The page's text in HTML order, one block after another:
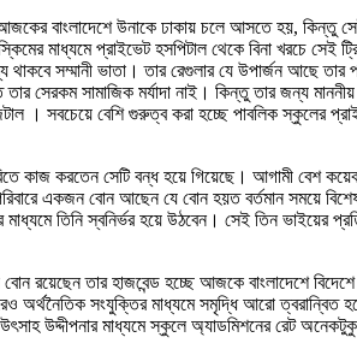
বাংলাদেশে উনাকে ঢাকায় চলে আসতে হয়, কিন্তু
মাধ্যমে প্রাইভেট হসপিটাল থেকে বিনা খরচে সেই
সম্মানী ভাতা। তার রেগুলার যে উপার্জন আছে তার
সামাজিক মর্যাদা নাই। কিন্তু তার জন্য মাননীয়
। সবচেয়ে বেশি গুরুত্ব করা হচ্ছে পাবলিক স্কুলের
কাজ করতেন সেটি বন্ধ হয়ে গিয়েছে। আগামী বেশ
একজন বোন আছেন যে বোন হয়ত বর্তমান সময়ে
তিনি স্বনির্ভর হয়ে উঠবেন। সেই তিন ভাইয়ের
রয়েছেন তার হাজবেন্ড হচ্ছে আজকে বাংলাদেশে
অর্থনৈতিক সংযুক্তির মাধ্যমে সমৃদ্ধি আরো ত্বরান্বিত
উদ্দীপনার মাধ্যমে স্কুলে অ্যাডমিশনের রেট